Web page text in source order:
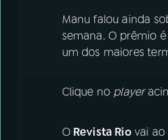
Manu falou ainda
semana. O prêmio
um dos maiores
Clique no player
ORevista Riovai ao